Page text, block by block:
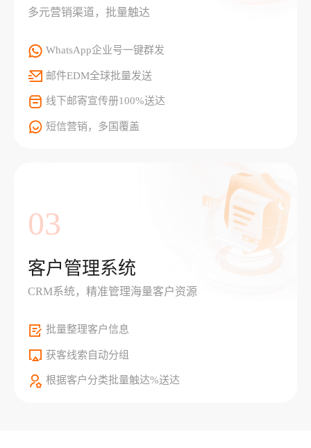
多元营销渠道，批量触达
WhatsApp企业号一键群发
邮件EDM全球批量发送
线下邮寄宣传册100%送达
短信营销，多国覆盖
03
客户管理系统
CRM系统，精准管理海量客户资源
批量整理客户信息
获客线索自动分组
根据客户分类批量触达%送达